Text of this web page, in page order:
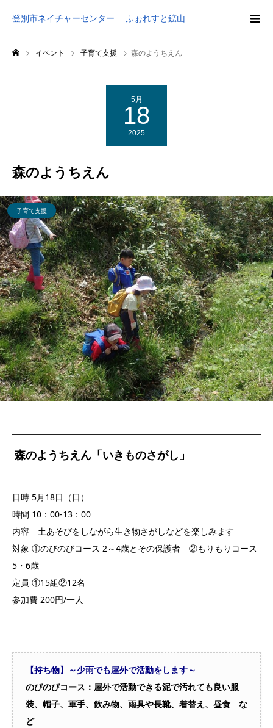
登別市ネイチャーセンター ふぉれすと鉱山
イベント 子育て支援 森のようちえん
5月
18
2025
森のようちえん
子育て支援
森のようちえん「いきものさがし」
日時 5月18日（日）
時間 10：00-13：00
内容 土あそびをしながら生き物さがしなどを楽しみます
対象 ①のびのびコース 2～4歳とその保護者 ②もりもりコース
5・6歳
定員 ①15組②12名
参加費 200円/一人
【持ち物】～少雨でも屋外で活動をします～
のびのびコース：屋外で活動できる泥で汚れても良い服
装、帽子、軍手、飲み物、雨具や長靴、着替え、昼食 な
ど